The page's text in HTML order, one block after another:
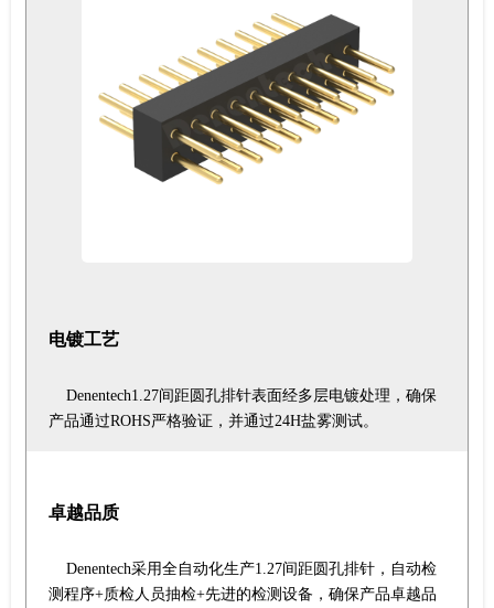
电镀工艺
Denentech1.27间距圆孔排针表面经多层电镀处理，确保
产品通过ROHS严格验证，并通过24H盐雾测试。
卓越品质
Denentech采用全自动化生产1.27间距圆孔排针，自动检
测程序+质检人员抽检+先进的检测设备，确保产品卓越品